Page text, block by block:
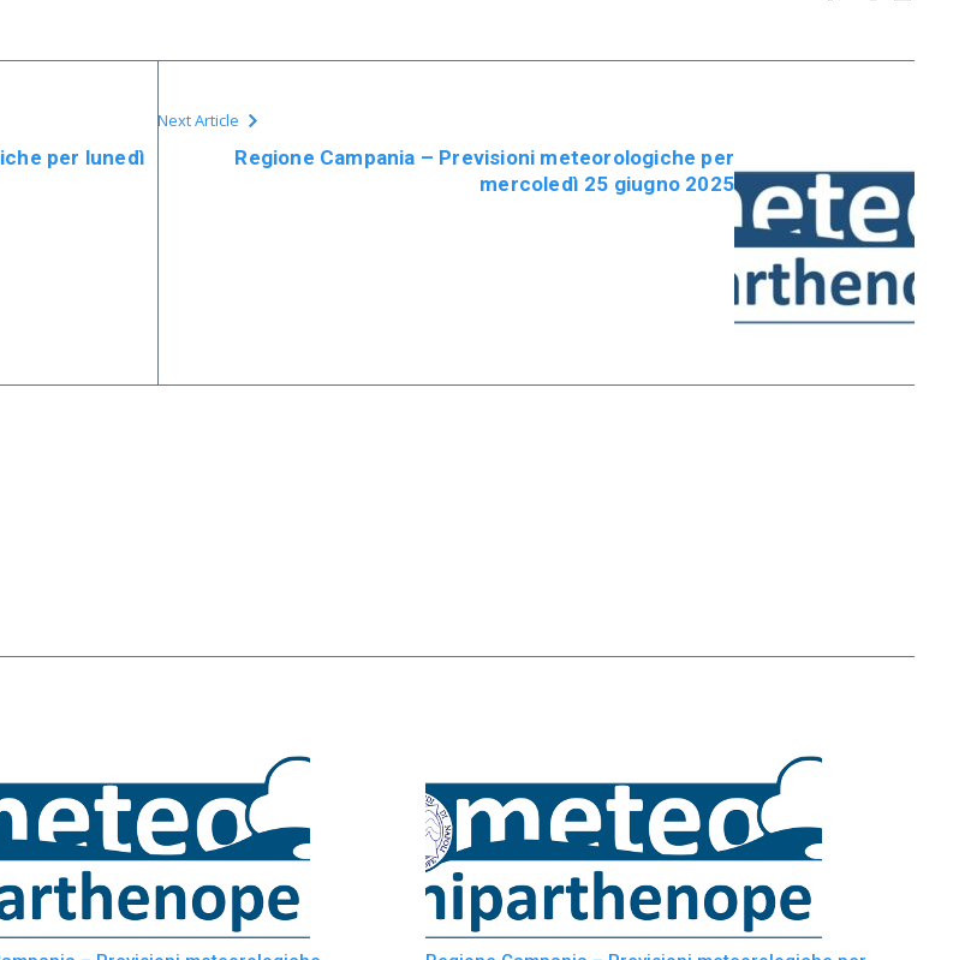
per lunedì
Next Article
Regione Campania – Previsioni meteorologiche per
mercoledì 25 giugno 2025